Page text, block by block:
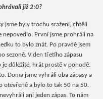
již 2:0?
jsme byly trochu sraženi, chtěli
nepovedlo. První jsme prohráli na
to bylo znát. Po pravdě jsem
sezoně. V den třetího zápasu
je důležité, hrát prostě v pohodě.
Doma jsme vyhráli oba zápasy a
otevřené a bylo to tak 50 na 50.
ani jeden zápas. To nám